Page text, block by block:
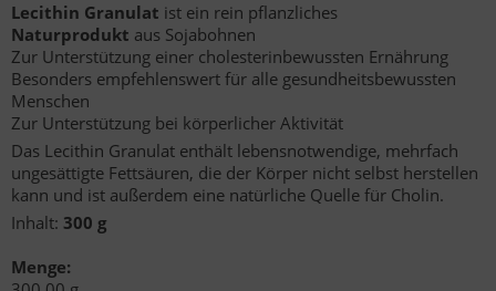
Lecithin Granulat ist ein rein pflanzliches
Naturprodukt aus Sojabohnen
Zur Unterstützung einer cholesterinbewussten Ernährung
Besonders empfehlenswert für alle gesundheitsbewussten
Menschen
Zur Unterstützung bei körperlicher Aktivität
Das Lecithin Granulat enthält lebensnotwendige, mehrfach
ungesättigte Fettsäuren, die der Körper nicht selbst herstellen
kann und ist außerdem eine natürliche Quelle für Cholin.
Inhalt: 300 g
Menge: